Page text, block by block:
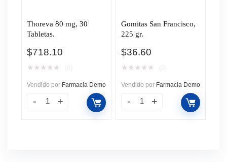
Thoreva 80 mg, 30
Tabletas.
$718.10
★ ★ ★ ★ ★
Vendido por Farmacia Demo
Gomitas San Francisco,
225 gr.
$36.60
★ ★ ★ ★ ★
Vendido por Farmacia Demo